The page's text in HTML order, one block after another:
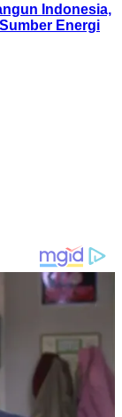
Indonesia,
Energi